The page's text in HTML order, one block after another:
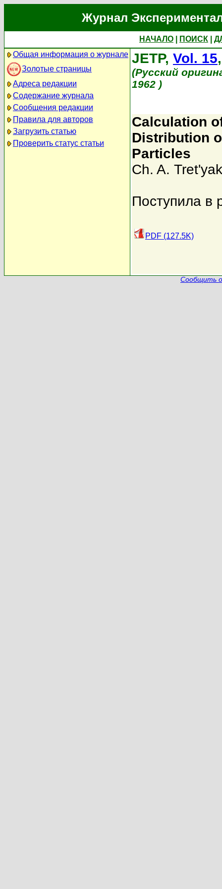
Журнал
НАЧАЛО ПОИСК
Общая информация о журнале
Золотые страницы
Адреса редакции
Содержание журнала
Сообщения редакции
Правила для авторов
Загрузить статью
Проверить статус статьи
JETP, Vol. 15
(Русский
1962 )
Calculation
Distribution
Particles
Ch. A.
Поступила в
PDF (127.5K)
Сообщить о